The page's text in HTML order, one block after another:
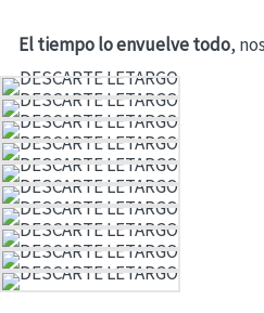
El tiempo lo envuelve todo,